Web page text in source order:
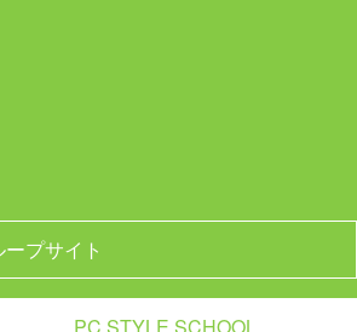
プサイト
PC STYLE SCHOOL